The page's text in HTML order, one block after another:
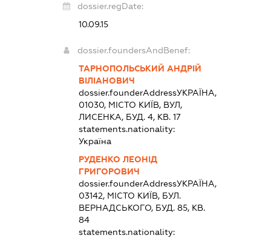
dossier.regDate:
10.09.15
dossier.foundersAndBenef:
ТАРНОПОЛЬСЬКИЙ АНДРІЙ
ВІЛІАНОВИЧ
dossier.founderAddressУКРАЇНА,
01030, МІСТО КИЇВ, ВУЛ,
ЛИСЕНКА, БУД. 4, КВ. 17
statements.nationality:
Україна
РУДЕНКО ЛЕОНІД
ГРИГОРОВИЧ
dossier.founderAddressУКРАЇНА,
03142, МІСТО КИЇВ, БУЛ.
ВЕРНАДСЬКОГО, БУД. 85, КВ.
84
statements.nationality: